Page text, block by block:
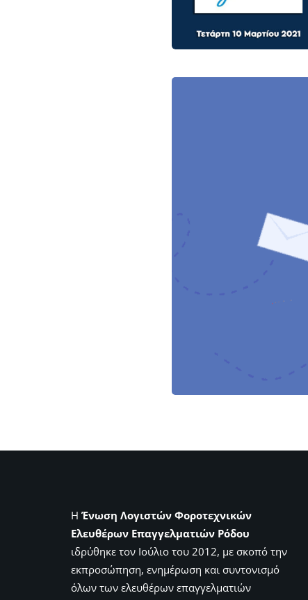
Η Ένωση Λογιστών Φοροτεχνικών
Ελευθέρων Επαγγελματιών Ρόδου
ιδρύθηκε τον Ιούλιο του 2012, με σκοπό την
εκπροσώπηση, ενημέρωση και συντονισμό
όλων των ελευθέρων επαγγελματιών